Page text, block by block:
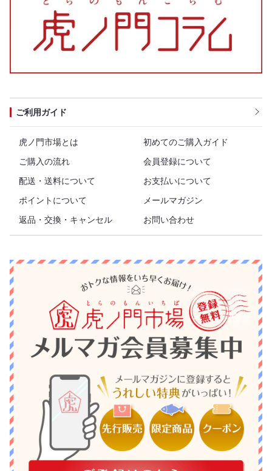
ご利用ガイド
虎ノ門市場とは
初めてのご購入ガイド
ご購入の流れ
会員登録について
配送・送料について
お支払いについて
ポイントについて
メールマガジン
返品・交換・キャンセル
お問い合わせ